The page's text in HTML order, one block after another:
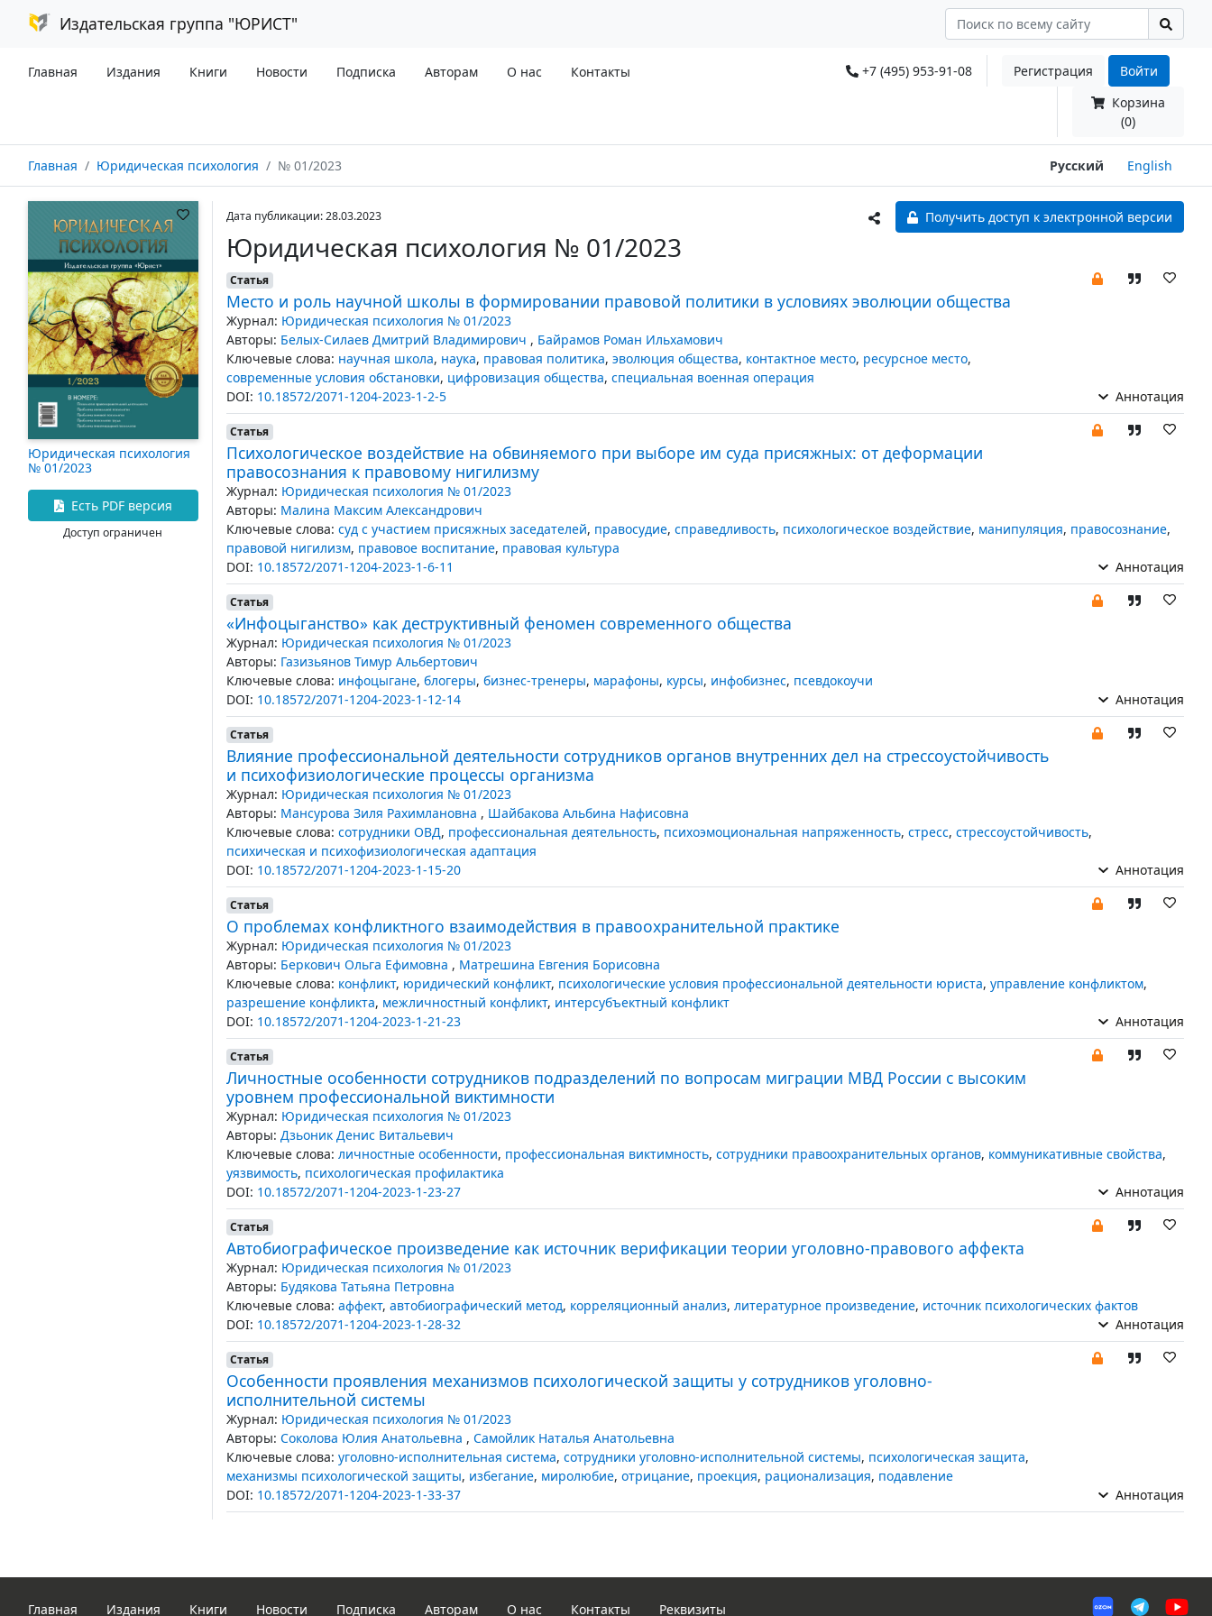
Издательская группа "ЮРИСТ"
Главная Издания Книги Новости Подписка Авторам О нас Контакты +7 (495) 953-91-08 Регистрация
Войти
Корзина
(0)
Главная Юридическая психология № 01/2023 Русский English
Юридическая психология
№ 01/2023
Есть PDF версия
Доступ ограничен
Дата публикации: 28.03.2023 Получить доступ к электронной версии
Юридическая психология № 01/2023
Статья
Место и роль научной школы в формировании правовой политики в условиях эволюции общества
Журнал: Юридическая психология № 01/2023
Авторы: Белых-Силаев Дмитрий Владимирович , Байрамов Роман Ильхамович
Ключевые слова: научная школа, наука, правовая политика, эволюция общества, контактное место, ресурсное место,
современные условия обстановки, цифровизация общества, специальная военная операция
DOI: 10.18572/2071-1204-2023-1-2-5 Аннотация
Статья
Психологическое воздействие на обвиняемого при выборе им суда присяжных: от деформации
правосознания к правовому нигилизму
Журнал: Юридическая психология № 01/2023
Авторы: Малина Максим Александрович
Ключевые слова: суд с участием присяжных заседателей, правосудие, справедливость, психологическое воздействие, манипуляция, правосознание,
правовой нигилизм, правовое воспитание, правовая культура
DOI: 10.18572/2071-1204-2023-1-6-11 Аннотация
Статья
«Инфоцыганство» как деструктивный феномен современного общества
Журнал: Юридическая психология № 01/2023
Авторы: Газизьянов Тимур Альбертович
Ключевые слова: инфоцыгане, блогеры, бизнес-тренеры, марафоны, курсы, инфобизнес, псевдокоучи
DOI: 10.18572/2071-1204-2023-1-12-14 Аннотация
Статья
Влияние профессиональной деятельности сотрудников органов внутренних дел на стрессоустойчивость
и психофизиологические процессы организма
Журнал: Юридическая психология № 01/2023
Авторы: Мансурова Зиля Рахимлановна , Шайбакова Альбина Нафисовна
Ключевые слова: сотрудники ОВД, профессиональная деятельность, психоэмоциональная напряженность, стресс, стрессоустойчивость,
психическая и психофизиологическая адаптация
DOI: 10.18572/2071-1204-2023-1-15-20 Аннотация
Статья
О проблемах конфликтного взаимодействия в правоохранительной практике
Журнал: Юридическая психология № 01/2023
Авторы: Беркович Ольга Ефимовна , Матрешина Евгения Борисовна
Ключевые слова: конфликт, юридический конфликт, психологические условия профессиональной деятельности юриста, управление конфликтом,
разрешение конфликта, межличностный конфликт, интерсубъектный конфликт
DOI: 10.18572/2071-1204-2023-1-21-23 Аннотация
Статья
Личностные особенности сотрудников подразделений по вопросам миграции МВД России с высоким
уровнем профессиональной виктимности
Журнал: Юридическая психология № 01/2023
Авторы: Дзьоник Денис Витальевич
Ключевые слова: личностные особенности, профессиональная виктимность, сотрудники правоохранительных органов, коммуникативные свойства,
уязвимость, психологическая профилактика
DOI: 10.18572/2071-1204-2023-1-23-27 Аннотация
Статья
Автобиографическое произведение как источник верификации теории уголовно-правового аффекта
Журнал: Юридическая психология № 01/2023
Авторы: Будякова Татьяна Петровна
Ключевые слова: аффект, автобиографический метод, корреляционный анализ, литературное произведение, источник психологических фактов
DOI: 10.18572/2071-1204-2023-1-28-32 Аннотация
Статья
Особенности проявления механизмов психологической защиты у сотрудников уголовно-
исполнительной системы
Журнал: Юридическая психология № 01/2023
Авторы: Соколова Юлия Анатольевна , Самойлик Наталья Анатольевна
Ключевые слова: уголовно-исполнительная система, сотрудники уголовно-исполнительной системы, психологическая защита,
механизмы психологической защиты, избегание, миролюбие, отрицание, проекция, рационализация, подавление
DOI: 10.18572/2071-1204-2023-1-33-37 Аннотация
Главная Издания Книги Новости Подписка Авторам О нас Контакты Реквизиты